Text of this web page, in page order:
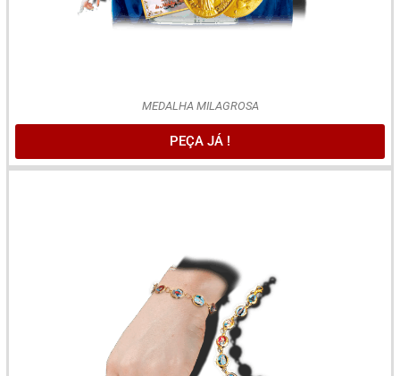
MEDALHA MILAGROSA
PEÇA JÁ !